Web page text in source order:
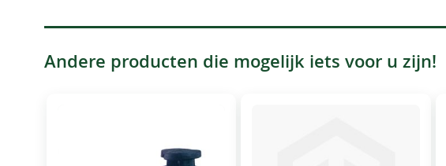
Andere producten die mogelijk iets voor u zijn!